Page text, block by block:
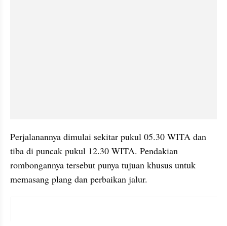
Perjalanannya dimulai sekitar pukul 05.30 WITA dan
tiba di puncak pukul 12.30 WITA. Pendakian
rombongannya tersebut punya tujuan khusus untuk
memasang plang dan perbaikan jalur.